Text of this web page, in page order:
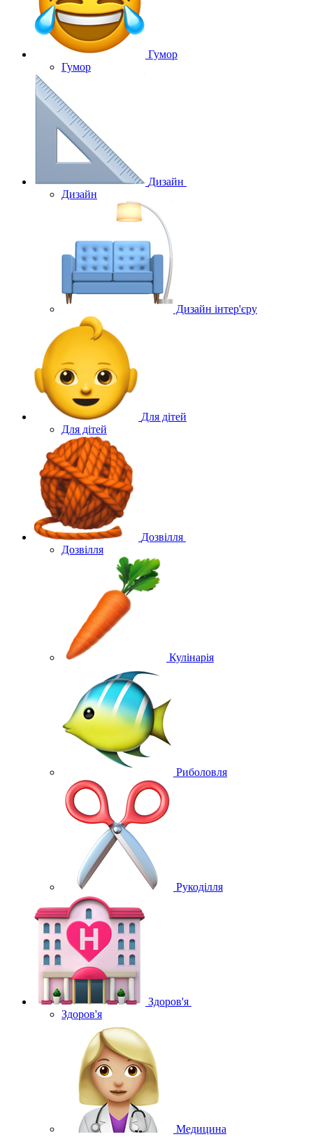
Гумор
Гумор
Дизайн
Дизайн
Дизайн інтер'єру
Для дітей
Для дітей
Дозвілля
Дозвілля
Кулінарія
Риболовля
Рукоділля
Здоров'я
Здоров'я
Медицина